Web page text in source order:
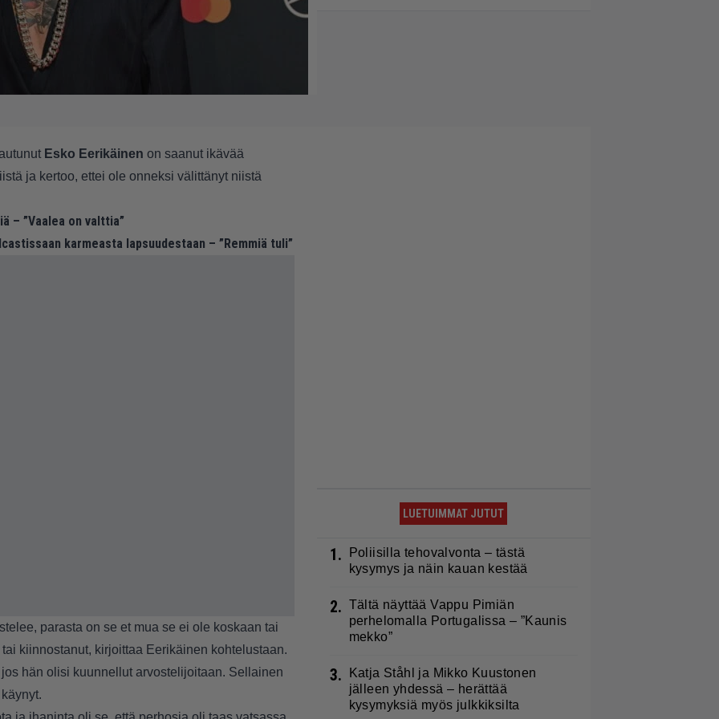
Esko Eerikäinen on saanut ikävää
ja kertoo, ettei ole onneksi välittänyt niistä
– ”Vaalea on valttia”
karmeasta lapsuudestaan – ”Remmiä tuli”
parasta on se et mua se ei ole koskaan tai
kiinnostanut, kirjoittaa Eerikäinen kohtelustaan.
hän olisi kuunnellut arvostelijoitaan. Sellainen
LUETUIMMAT JUTUT
1.
Poliisilla tehovalvonta – tästä
kysymys ja näin kauan kestää
2. Tältä näyttää Vappu Pimiän
perhelomalla Portugalissa – ”Kaunis
mekko”
3.
Katja Ståhl ja Mikko Kuustonen
jälleen yhdessä – herättää
kysymyksiä myös julkkiksilta